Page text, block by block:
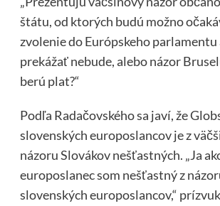
štátu, od ktorých budú možno
zvolenie do Európskeho
prekážať nebude, alebo názor
berú plat?“
Podľa Radačovského sa javí, že
slovenských europoslancov je z
názoru Slovákov nešťastných. „Ja
europoslanec som nešťastný z
slovenských europoslancov,“